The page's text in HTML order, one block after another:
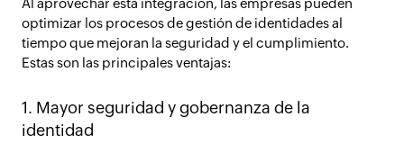
Al aprovechar esta integración, las empresas pueden
optimizar los procesos de gestión de identidades al
tiempo que mejoran la seguridad y el cumplimiento.
Estas son las principales ventajas:
1. Mayor seguridad y gobernanza de la
identidad